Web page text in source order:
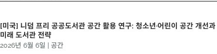
[미국] 니덤 프리 공공도서관 공간 활용 연구: 청소년·어린이 공간 개선과
미래 도서관 전략
2026년 6월 6일 공간